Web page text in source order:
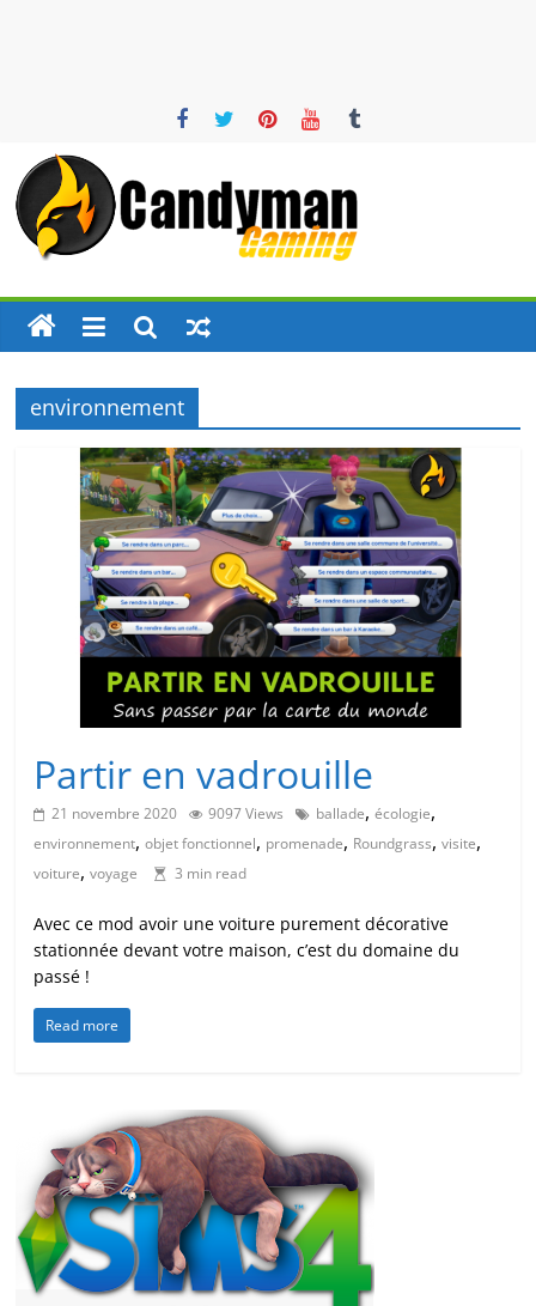
Candyman
Gaming
News
–
Mods
Traductions
environnement
Partir en vadrouille
21 novembre 2020 9097 Views ballade,écologie,
environnement,objet fonctionnel, promenade, Roundgrass,visite,
voiture,voyage 3 min read
Avec ce mod avoir une voiture purement décorative
stationnée devant votre maison, c’est du domaine du
passé !
Read more